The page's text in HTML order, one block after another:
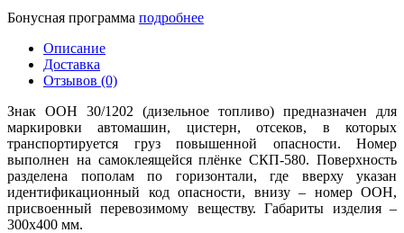
Бонусная программа подробнее
Описание
Доставка
Отзывов (0)
Знак ООН 30/1202 (дизельное топливо) предназначен для
маркировки автомашин, цистерн, отсеков, в которых
транспортируется груз повышенной опасности. Номер
выполнен на самоклеящейся плёнке СКП-580. Поверхность
разделена пополам по горизонтали, где вверху указан
идентификационный код опасности, внизу – номер ООН,
присвоенный перевозимому веществу. Габариты изделия –
300х400 мм.